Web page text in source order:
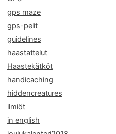
gps maze
gps-pelit
guidelines
haastattelut
Haastekätköt
handicaching
hiddencreatures
ilmiöt
in english